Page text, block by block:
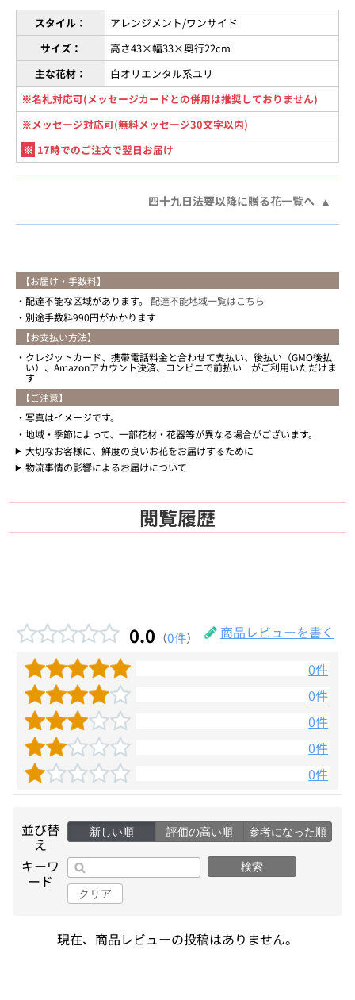
スタイル：
アレンジメント/ワンサイド
サイズ：
高さ43×幅33×奥行22cm
主な花材：
白オリエンタル系ユリ
※名札対応可(メッセージカードとの併用は推奨しておりません)
※メッセージ対応可(無料メッセージ30文字以内)
※ 17時でのご注文で翌日お届け
四十九日法要以降に贈る花一覧へ
【お届け・手数料】
配達不能な区域があります。 配達不能地域一覧はこちら
別途手数料990円がかかります
【お支払い方法】
クレジットカード、携帯電話料金と合わせて支払い、後払い（GMO後払
い）、Amazonアカウント決済、コンビニで前払い がご利用いただけま
す
【ご注意】
写真はイメージです。
地域・季節によって、一部花材・花器等が異なる場合がございます。
大切なお客様に、鮮度の良いお花をお届けするために
物流事情の影響によるお届けについて
閲覧履歴
0.0 （0件）
商品レビューを書く
0件
0件
0件
0件
0件
並び替
え
新しい順 評価の高い順 参考になった順
キーワ
ード
検索
クリア
現在、商品レビューの投稿はありません。